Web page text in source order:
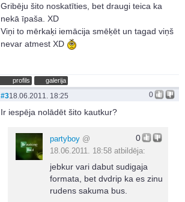
Gribēju šito noskatīties, bet draugi teica ka
nekā īpaša. XD
Viņi to mērkaķi iemācija smēķēt un tagad viņš
nevar atmest XD
profils galerija
0
#318.06.2011. 18:25
Ir iespēja nolādēt šito kautkur?
0
partyboy @
18.06.2011. 18:58 atbildēja:
jebkur vari dabut sudigaja
formata, bet dvdrip ka es zinu
rudens sakuma bus.